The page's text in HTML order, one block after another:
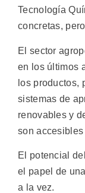
Tecnología
concretas,
El sector
en los últimos
los productos,
sistemas de
renovables y
son
El potencial
el papel de
a la vez.